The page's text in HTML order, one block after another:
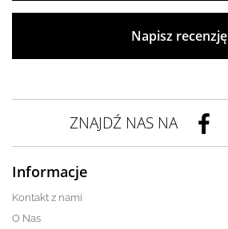
Napisz recenzję
ZNAJDŹ NAS NA
Informacje
Kontakt z nami
O Nas